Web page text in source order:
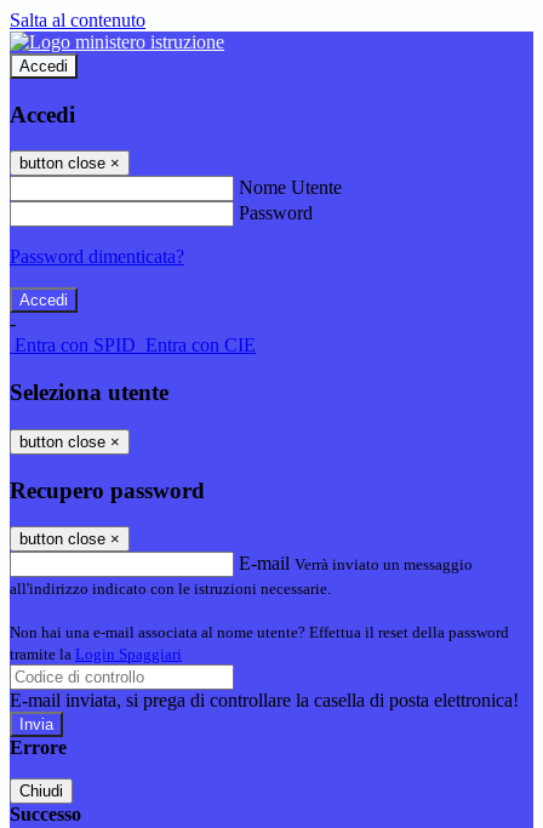
Salta al contenuto
Accedi
Accedi
button close ×
Nome Utente
Password
Password dimenticata?
-
Entra con SPID Entra con CIE
Seleziona utente
button close ×
Recupero password
button close ×
E-mail Verrà inviato un messaggio
all'indirizzo indicato con le istruzioni necessarie.
Non hai una e-mail associata al nome utente? Effettua il reset della password
tramite la Login Spaggiari
E-mail inviata, si prega di controllare la casella di posta elettronica!
Errore
Chiudi
Successo